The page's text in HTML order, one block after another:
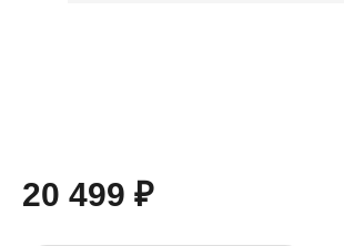
20 499 ₽